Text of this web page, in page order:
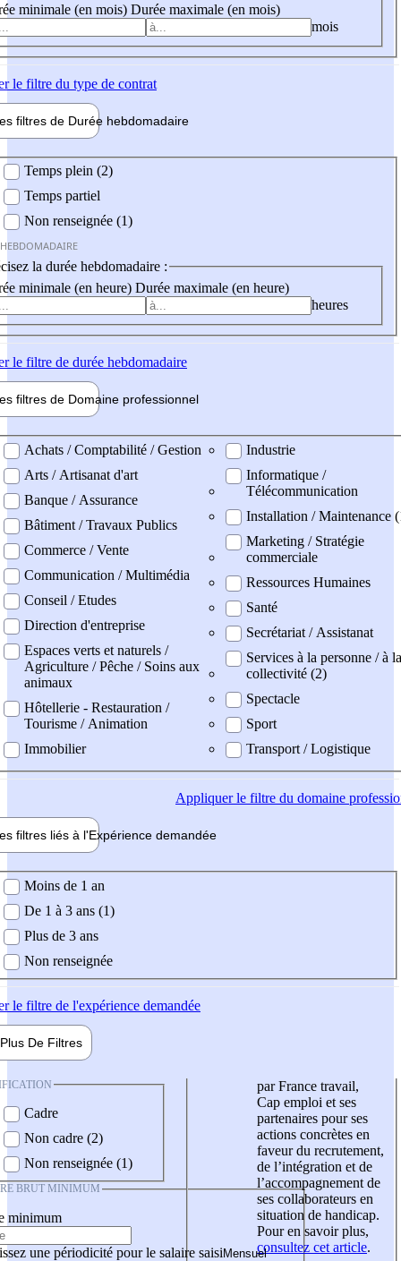
minimale (en mois) Durée maximale (en mois)
mois
le filtre du type de contrat
filtres de Durée hebdomadaire
Temps plein (2)
Temps partiel
Non renseignée (1)
la durée hebdomadaire :
minimale (en heure) Durée maximale (en heure)
heures
le filtre de durée hebdomadaire
filtres de Domaine professionnel
professionel
Achats / Comptabilité / Gestion
Arts / Artisanat d'art
Banque / Assurance
Bâtiment / Travaux Publics
Commerce / Vente
Communication / Multimédia
Conseil / Etudes
Direction d'entreprise
Espaces verts et naturels /
Agriculture / Pêche / Soins aux
animaux
Hôtellerie - Restauration /
Tourisme / Animation
Immobilier
Industrie
Informatique /
Télécommunication
Installation / Maintenance
Marketing / Stratégie
commerciale
Ressources Humaines
Santé
Secrétariat / Assistanat
Services à la personne / à la
collectivité (2)
Spectacle
Sport
Transport / Logistique
Appliquerle filtre du domaine
filtres liés à l'Expérience demandée
demandée
Moins de 1 an
De 1 à 3 ans (1)
Plus de 3 ans
Non renseignée
le filtre de l'expérience demandée
Plus De Filtres
Cadre
Non cadre (2)
Non renseignée (1)
BRUT MINIMUM
minimum
une périodicité pour le salaire saisi
par France travail,
Cap emploi et ses
partenaires pour ses
actions concrètes en
faveur du recrutement,
de l’intégration et de
l’accompagnement de
ses collaborateurs en
situation de handicap.
Pour en savoir plus,
consultez cet article.